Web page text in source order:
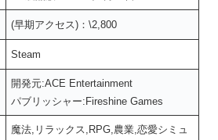
(早期アクセス)：\2,800
Steam
開発元:ACE Entertainment
パブリッシャー:Fireshine Games
魔法,リラックス,RPG,農業,恋愛シミュ